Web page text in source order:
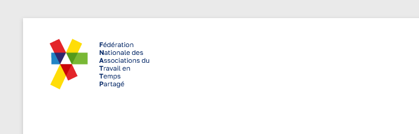
contenuFNATTP,
Fédération
Nationale
"Travailler
autrement,
recruter
autrement"